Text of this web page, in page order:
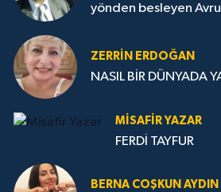
yönden besleyen
ZERRIN ERDOĞAN
NASIL BİR DÜNYADA
MISAFIR YAZAR
FERDİ TAYFUR
BERNA COŞKUN AYDIN